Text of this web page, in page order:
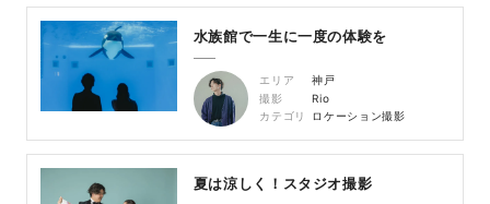
水族館で一生に一度の体験を
エリア
神戸
撮影
Rio
カテゴリ
ロケーション撮影
夏は涼しく！スタジオ撮影